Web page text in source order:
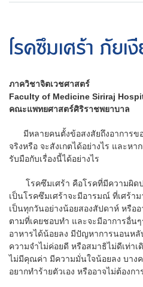
โรคซึมเศร้า ภัยเ
ภาควิชาจิตเวชศาสตร์
Faculty of Medicine Siriraj
คณะแพทยศาสตร์ศิริราชพยาบาล
มีหลายคนตั้งข้อสงสัยถึงอาการขอ
จริงหรือ จะสังเกตได้อย่างไร และห
รับมือกับเรื่องนี้ได้อย่างไร
โรคซึมเศร้า คือโรคที่มีความผิด
เป็นโรคซึมเศร้าจะมีอารมณ์ ที่เศร้า
เป็นทุกวันอย่างน้อยสองสัปดาห์ หรือ
ตามที่เคยชอบทำ และจะมีอาการอื่น
อาหารได้น้อยลง มีปัญหาการนอนหลั
ความจำไม่ค่อยดี หรือสมาธิไม่ดีเท่าเ
ไม่มีคุณค่า มีความมั่นใจน้อยลง บาง
อยากทำร้ายตัวเอง หรืออาจไม่ต้องก